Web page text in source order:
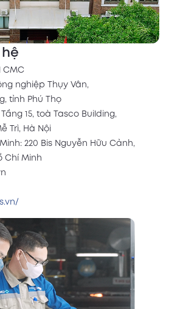
hệ
CMC
nghiệp Thụy Vân,
tỉnh Phú Thọ
15, toà Tasco Building,
Trì, Hà Nội
220 Bis Nguyễn Hữu Cảnh,
Chí Minh